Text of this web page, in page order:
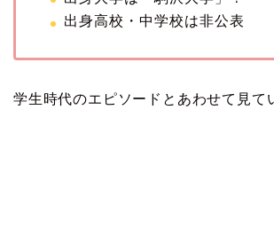
出身高校・中学校は非公表
学生時代のエピソードとあわせて見て